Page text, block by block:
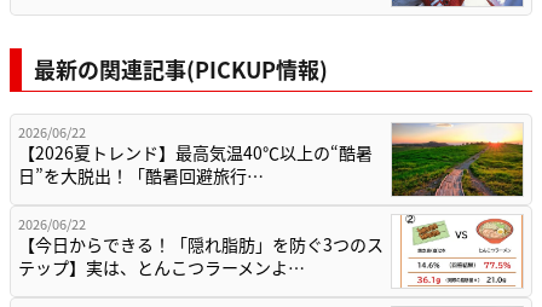
最新の関連記事(PICKUP情報)
2026/06/22
【2026夏トレンド】最高気温40℃以上の“酷暑
日”を大脱出！「酷暑回避旅行…
2026/06/22
【今日からできる！「隠れ脂肪」を防ぐ3つのス
テップ】実は、とんこつラーメンよ…